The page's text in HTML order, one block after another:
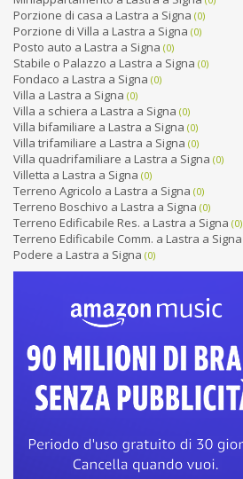
Porzione di casa a Lastra a Signa (0)
Porzione di Villa a Lastra a Signa (0)
Posto auto a Lastra a Signa (0)
Stabile o Palazzo a Lastra a Signa (0)
Fondaco a Lastra a Signa (0)
Villa a Lastra a Signa (0)
Villa a schiera a Lastra a Signa (0)
Villa bifamiliare a Lastra a Signa (0)
Villa trifamiliare a Lastra a Signa (0)
Villa quadrifamiliare a Lastra a Signa (0)
Villetta a Lastra a Signa (0)
Terreno Agricolo a Lastra a Signa (0)
Terreno Boschivo a Lastra a Signa (0)
Terreno Edificabile Res. a Lastra a Signa (0)
Terreno Edificabile Comm. a Lastra a Signa
Podere a Lastra a Signa (0)